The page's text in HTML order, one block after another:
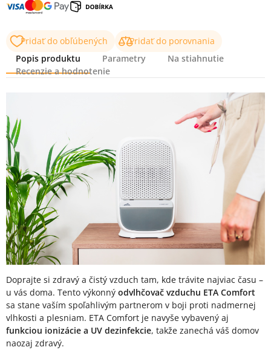
Pridať do obľúbených
Pridať do porovnania
Popis produktu
Parametry
Na stiahnutie
Recenzie a hodnotenie
Doprajte si zdravý a čistý vzduch tam, kde trávite najviac času –
u vás doma. Tento výkonný odvlhčovač vzduchu ETA Comfort
sa stane vaším spoľahlivým partnerom v boji proti nadmernej
vlhkosti a plesniam. ETA Comfort je navyše vybavený aj
funkciou ionizácie a UV dezinfekcie, takže zanechá váš domov
naozaj zdravý.